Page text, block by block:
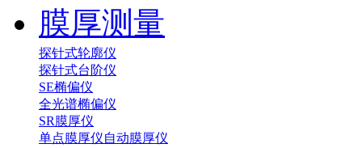
膜厚测量
探针式轮廓仪
探针式台阶仪
SE椭偏仪
全光谱椭偏仪
SR膜厚仪
单点膜厚仪自动膜厚仪